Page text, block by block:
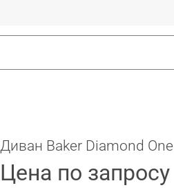
Диван Baker Diamond
Цена по запросу